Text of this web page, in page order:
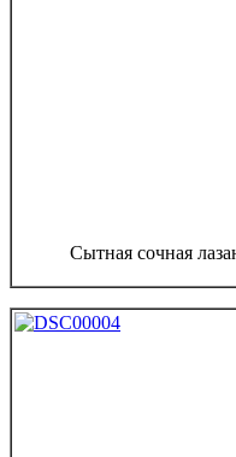
Сытная сочная